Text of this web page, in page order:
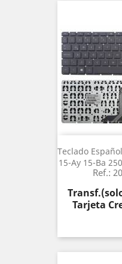
Teclado
15-Ay 15-Ba
Ref.:
Precio
Tarjeta